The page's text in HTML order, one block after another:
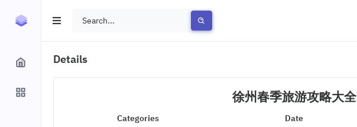
Details
徐州春季旅游攻略大全
Categories Date